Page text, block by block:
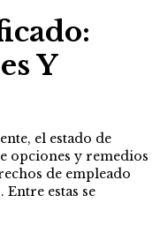
Y
el estado de
opciones y remedios
de empleado
estas se